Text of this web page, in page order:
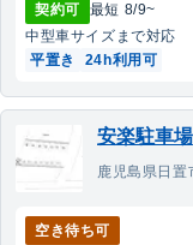
契約可 最短 8/9~
中型車サイズまで対応
平置き
24h利用可
安楽駐車場
鹿児島県日
空き待ち可